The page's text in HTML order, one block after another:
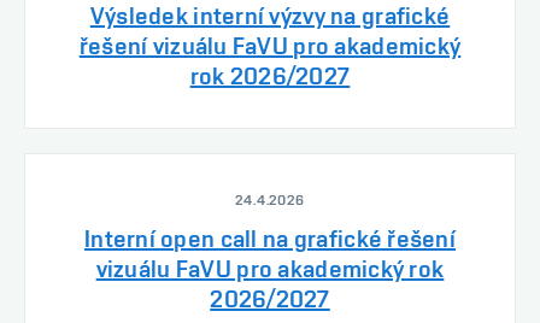
Výsledek interní výzvy na grafické
řešení vizuálu FaVU pro akademický
rok 2026/2027
24.4.2026
Interní open call na grafické řešení
vizuálu FaVU pro akademický rok
2026/2027